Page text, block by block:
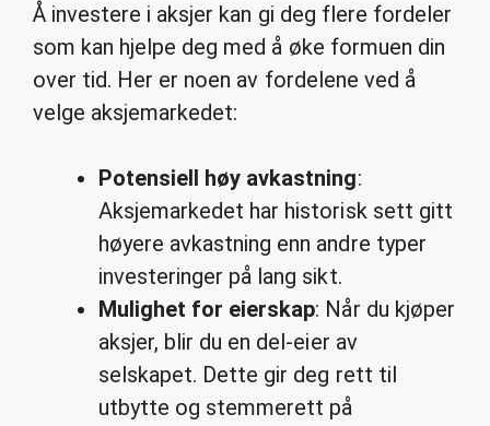
Å investere i aksjer kan gi deg flere fordeler
som kan hjelpe deg med å øke formuen din
over tid. Her er noen av fordelene ved å
velge aksjemarkedet:
Potensiell høy avkastning:
Aksjemarkedet har historisk sett gitt
høyere avkastning enn andre typer
investeringer på lang sikt.
Mulighet for eierskap: Når du kjøper
aksjer, blir du en del-eier av
selskapet. Dette gir deg rett til
utbytte og stemmerett på